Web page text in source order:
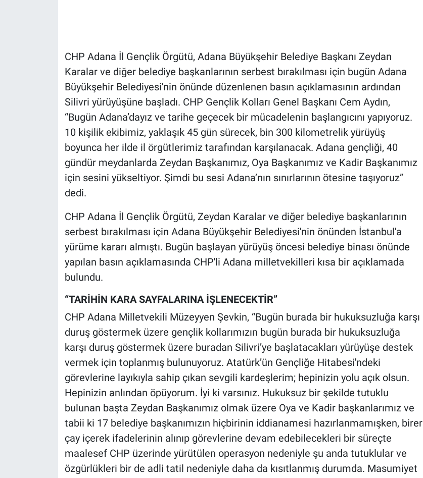
CHP Adana İl Gençlik Örgütü, Adana Büyükşehir Belediye Başkanı Zeydan
Karalar ve diğer belediye başkanlarının serbest bırakılması için bugün Adana
Büyükşehir Belediyesi'nin önünde düzenlenen basın açıklamasının ardından
Silivri yürüyüşüne başladı. CHP Gençlik Kolları Genel Başkanı Cem Aydın,
“Bugün Adana’dayız ve tarihe geçecek bir mücadelenin başlangıcını yapıyoruz.
10 kişilik ekibimiz, yaklaşık 45 gün sürecek, bin 300 kilometrelik yürüyüş
boyunca her ilde il örgütlerimiz tarafından karşılanacak. Adana gençliği, 40
gündür meydanlarda Zeydan Başkanımız, Oya Başkanımız ve Kadir Başkanımız
için sesini yükseltiyor. Şimdi bu sesi Adana’nın sınırlarının ötesine taşıyoruz”
dedi.
CHP Adana İl Gençlik Örgütü, Zeydan Karalar ve diğer belediye başkanlarının
serbest bırakılması için Adana Büyükşehir Belediyesi'nin önünden İstanbul'a
yürüme kararı almıştı. Bugün başlayan yürüyüş öncesi belediye binası önünde
yapılan basın açıklamasında CHP'li Adana milletvekilleri kısa bir açıklamada
bulundu.
“TARİHİN KARA SAYFALARINA İŞLENECEKTİR”
CHP Adana Milletvekili Müzeyyen Şevkin, “Bugün burada bir hukuksuzluğa karşı
duruş göstermek üzere gençlik kollarımızın bugün burada bir hukuksuzluğa
karşı duruş göstermek üzere buradan Silivri’ye başlatacakları yürüyüşe destek
vermek için toplanmış bulunuyoruz. Atatürk’ün Gençliğe Hitabesi'ndeki
görevlerine layıkıyla sahip çıkan sevgili kardeşlerim; hepinizin yolu açık olsun.
Hepinizin anlından öpüyorum. İyi ki varsınız. Hukuksuz bir şekilde tutuklu
bulunan başta Zeydan Başkanımız olmak üzere Oya ve Kadir başkanlarımız ve
tabii ki 17 belediye başkanımızın hiçbirinin iddianamesi hazırlanmamışken, birer
çay içerek ifadelerinin alınıp görevlerine devam edebilecekleri bir süreçte
maalesef CHP üzerinde yürütülen operasyon nedeniyle şu anda tutuklular ve
özgürlükleri bir de adli tatil nedeniyle daha da kısıtlanmış durumda. Masumiyet
Koronavirüs
Kültür Sanat
Programlar
Teknoloji
Türkiye'nin Geleceği
Türkiye'nin Gündemi
Yerel Gündem